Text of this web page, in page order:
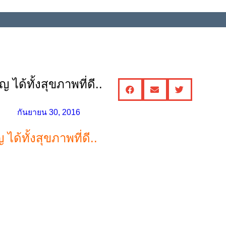
ได้ทั้งสุขภาพที่ดี..
กันยายน 30, 2016
ได้ทั้งสุขภาพที่ดี..